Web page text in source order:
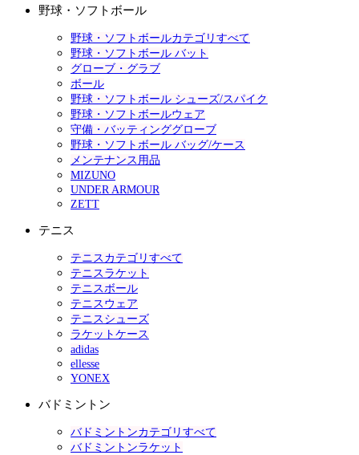
野球・ソフトボール
野球・ソフトボールカテゴリすべて
野球・ソフトボール バット
グローブ・グラブ
ボール
野球・ソフトボール シューズ/スパイク
野球・ソフトボールウェア
守備・バッティンググローブ
野球・ソフトボール バッグ/ケース
メンテナンス用品
MIZUNO
UNDER ARMOUR
ZETT
テニス
テニスカテゴリすべて
テニスラケット
テニスボール
テニスウェア
テニスシューズ
ラケットケース
adidas
ellesse
YONEX
バドミントン
バドミントンカテゴリすべて
バドミントンラケット